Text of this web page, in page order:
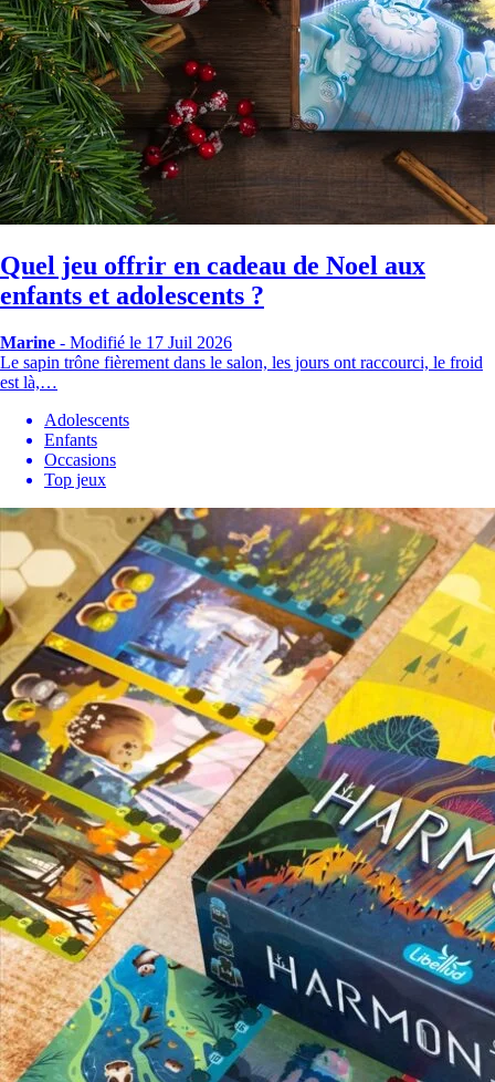
Quel jeu offrir en cadeau de Noel aux
enfants et adolescents ?
Marine - Modifié le 17 Juil 2026
Le sapin trône fièrement dans le salon, les jours ont raccourci, le froid
est là,…
Adolescents
Enfants
Occasions
Top jeux